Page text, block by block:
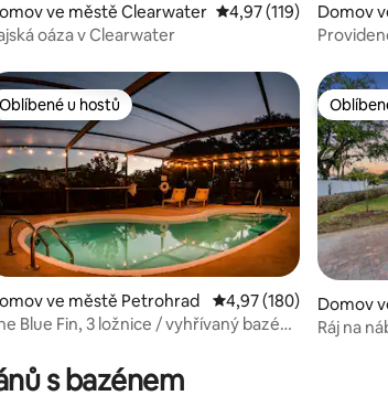
4,98 z 5, 185 hodnocení
ve městě Clearwater Průměrné hodnocení
4,97 (119)
oáza v Clearwater
Domov
5 z 5, 14 hodnocení
Oblíbené u hostů
Oblíbené u hostů
ve městě Petrohrad Průměrné hodnocení
4,97 (180)
Blue Fin, 3 ložnice / vyhřívaný bazén /
Domov
Ráj na
s bazénem